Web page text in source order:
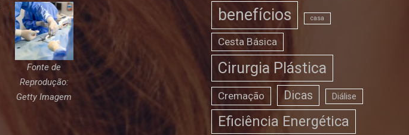
Fonte de
Reprodução:
Getty Imagem
benefícios casa
Cesta Básica
Cirurgia Plástica
Cremação Dicas Diálise
Eficiência Energética